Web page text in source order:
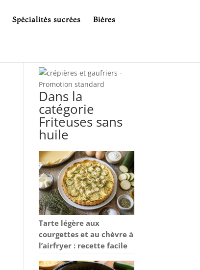
Spécialités sucrées Bières
Dans la
catégorie
Friteuses sans
huile
Tarte légère aux
courgettes et au chèvre à
l’airfryer : recette facile